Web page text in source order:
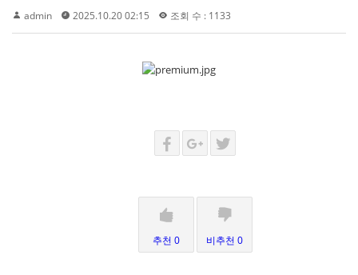
admin 2025.10.20 02:15 조회 수 : 1133
추천 0 비추천 0